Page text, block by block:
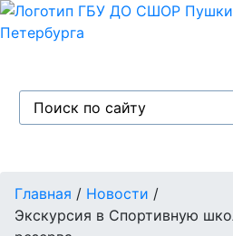
Главная / Новости /
Экскурсия в Спортивную